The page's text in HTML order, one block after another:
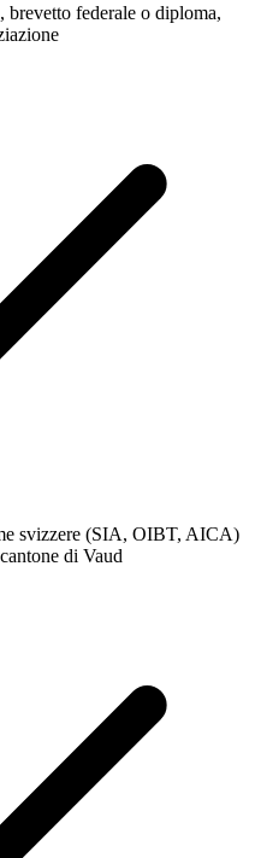
federale o diploma,
svizzere (SIA, OIBT, AICA)
di Vaud